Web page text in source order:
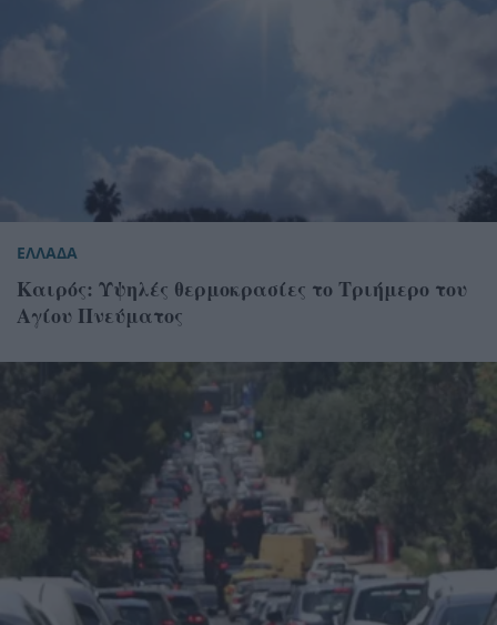
ΕΛΛΑΔΑ
Καιρός: Υψηλές θερμοκρασίες το Τριήμερο του
Αγίου Πνεύματος